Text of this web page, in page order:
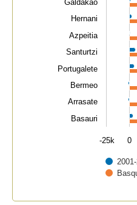
Galdakao
Hernani
Azpeitia
Santurtzi
Portugalete
Bermeo
Arrasate
Basauri
0
-25k